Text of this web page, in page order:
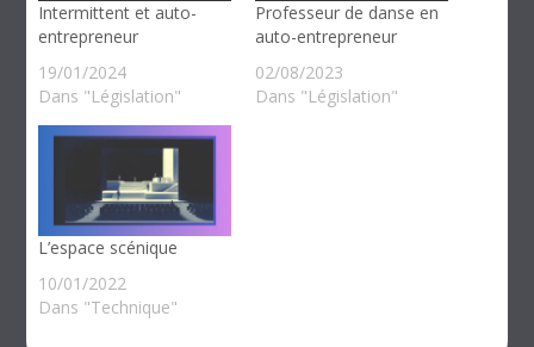
Intermittent et auto-
entrepreneur
19/01/2024
Dans "Législation"
Professeur de danse en
auto-entrepreneur
02/08/2023
Dans "Législation"
L’espace scénique
10/01/2022
Dans "Technique"